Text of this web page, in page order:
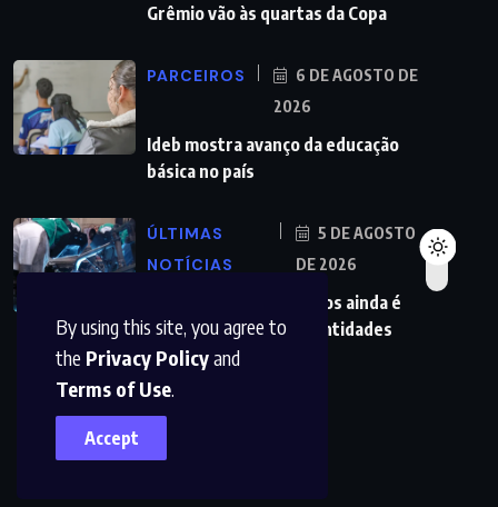
By using this site, you agree to
the Privacy Policyand
Terms of Use.
Accept
Grêmio vão às quartas da Copa
PARCEIROS
6 DE AGOSTO DE
2026
Ideb mostra avanço da educação
básica no país
ÚLTIMAS
NOTÍCIAS
5 DE AGOSTO
DE 2026
Redução da taxa de juros ainda é
insuficiente, avaliam entidades